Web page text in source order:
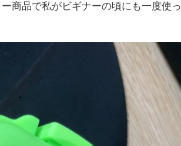
商品で私がビギナーの頃にも一度使っ